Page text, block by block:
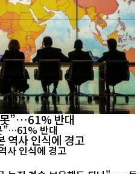
못”…61% 반대
사 인식에 경고